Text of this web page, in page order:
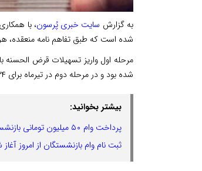
به گزارش سایت خبری پُرسون
شده است که طبق تفاهم نامه منعقده،
شده بود و در مرحله دوم در تیرماه برای ۳۴ هزار و ۶۵۷ نفر این تسهیلات واریز شد.
بیشتر بخوانید:
پرداخت وام ۵۰ میلیون تومانی بازنشستگان کشوری از نیمه خرداد
ثبت نام وام بازنشستگان از امروز